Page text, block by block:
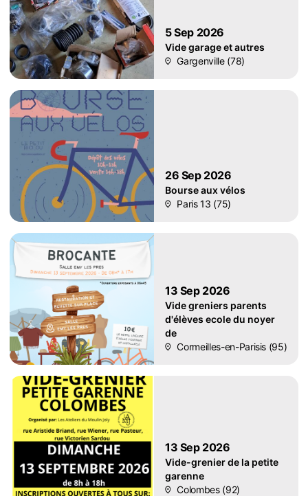
5 Sep 2026
Vide garage et autres
Gargenville (78)
26 Sep 2026
Bourse aux vélos
Paris 13 (75)
13 Sep 2026
Vide greniers parents
d'élèves ecole du noyer
de
Cormeilles-en-Parisis (95)
13 Sep 2026
Vide-grenier de la petite
garenne
Colombes (92)